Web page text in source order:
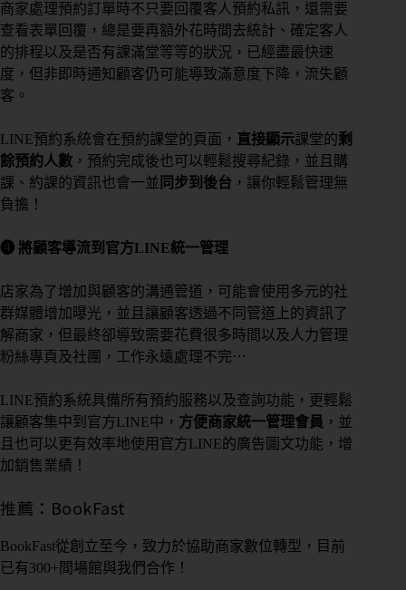
商家處理預約訂單時不只要回覆客人預約私訊，還需要
查看表單回覆，總是要再額外花時間去統計、確定客人
的排程以及是否有課滿堂等等的狀況，已經盡最快速
度，但非即時通知顧客仍可能導致滿意度下降，流失顧
客。
LINE預約系統會在預約課堂的頁面， 直接顯示課堂的剩
餘預約人數 ，預約完成後也可以輕鬆搜尋紀錄，並且購
課、約課的資訊也會一並 同步到後台 ，讓你輕鬆管理無
負擔！
❹ 將顧客導流到官方LINE統一管理
店家為了增加與顧客的溝通管道，可能會使用多元的社
群媒體增加曝光，並且讓顧客透過不同管道上的資訊了
解商家，但最終卻導致需要花費很多時間以及人力管理
粉絲專頁及社團，工作永遠處理不完⋯
LINE預約系統具備所有預約服務以及查詢功能，更輕鬆
讓顧客集中到官方LINE中， 方便商家統一管理會員 ，並
且也可以更有效率地使用官方LINE的廣告圖文功能，增
加銷售業績！
推薦：BookFast
BookFast從創立至今，致力於協助商家數位轉型，目前
已有300+間場館與我們合作！